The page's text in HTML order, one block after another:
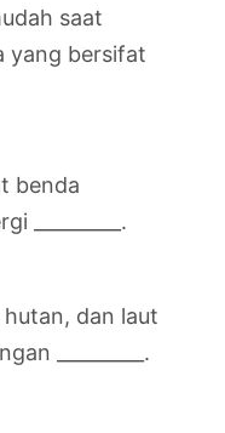
saat
yang bersifat
benda
_________.
dan laut
_________.